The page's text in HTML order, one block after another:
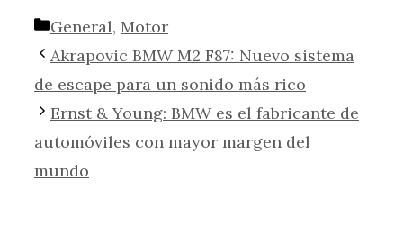
Categorías
General, Motor
Akrapovic BMW M2 F87: Nuevo sistema
de escape para un sonido más rico
Ernst & Young: BMW es el fabricante de
automóviles con mayor margen del
mundo